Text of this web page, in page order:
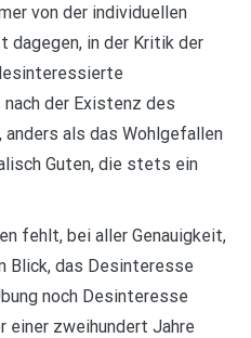
von der individuellen
dagegen, in der Kritik der
der Existenz des
als das Wohlgefallen
Guten, die stets ein
fehlt, bei aller Genauigkeit,
Blick, das Desinteresse
noch Desinteresse
einer zweihundert Jahre